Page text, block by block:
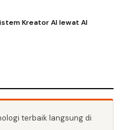
Kreator AI lewat AI
terbaik langsung di